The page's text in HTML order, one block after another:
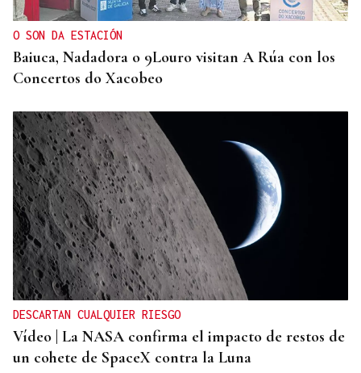
O SON DA ESTACIÓN
Baiuca, Nadadora o 9Louro visitan A Rúa con los
Concertos do Xacobeo
DESCARTAN CUALQUIER RIESGO
Vídeo | La NASA confirma el impacto de restos de
un cohete de SpaceX contra la Luna